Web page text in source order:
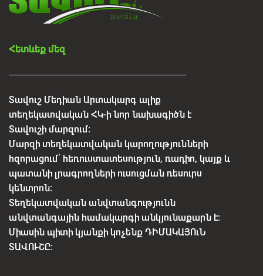
Հետևեք մեզ
Տավուշ Մեդիան Արտակարգ ալիք
տեղեկատվական ՀԿ-ի նոր նախագիծն է
Տավուշի մարզում:
Մարզի տեղեկատվական կարողությունների
հզորացում՝ հեռուստատեսություն, ռադիո, կայք և
պատանի լրագրողների ուսուցման ռեսուրս
կենտրոն:
Տեղեկատվական անվտանգությունն
անվտանգային համակարգի անկյունաքարն է:
Միասին պիտի կյանքի կոչենք ԴԻՄԱԿԱՅՈւՆ
ՏԱՎՈՒՇԸ: